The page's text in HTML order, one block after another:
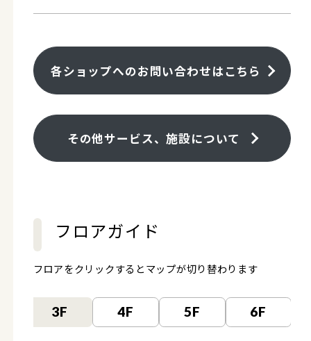
各ショップへのお問い合わせはこちら
その他サービス、施設について
フロアガイド
フロアをクリックするとマップが切り替わります
3F 4F 5F 6F